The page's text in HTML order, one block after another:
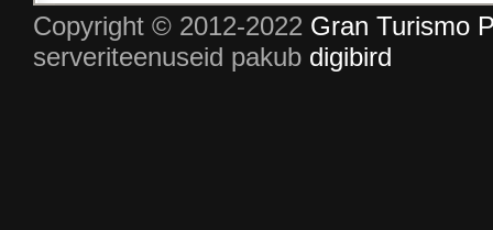
Copyright © 2012-2022 Gran Turismo
serveriteenuseid pakub digibird